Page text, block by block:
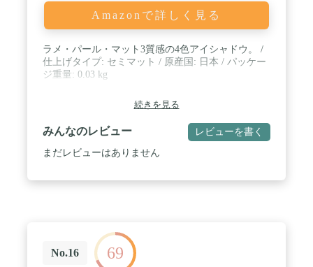
Amazonで詳しく見る
ラメ・パール・マット3質感の4色アイシャドウ。 /
仕上げタイプ: セミマット / 原産国: 日本 / パッケー
ジ重量: 0.03 kg
続きを見る
みんなのレビュー レビューを書く
まだレビューはありません
No.16 69